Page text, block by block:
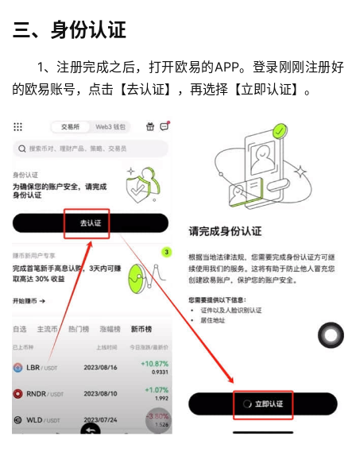
三、身份认证
1、注册完成之后，打开欧易的APP。登录刚刚注册好
的欧易账号，点击【去认证】，再选择【立即认证】。